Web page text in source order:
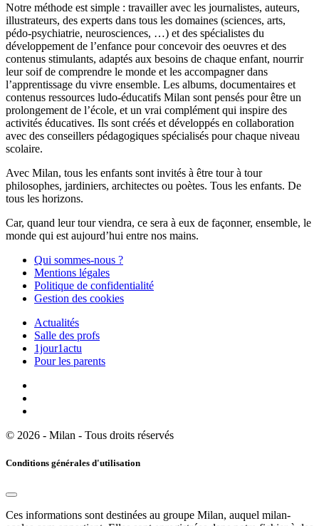
Notre méthode est simple : travailler avec les journalistes, auteurs,
illustrateurs, des experts dans tous les domaines (sciences, arts,
pédo-psychiatrie, neurosciences, …) et des spécialistes du
développement de l’enfance pour concevoir des oeuvres et des
contenus stimulants, adaptés aux besoins de chaque enfant, nourrir
leur soif de comprendre le monde et les accompagner dans
l’apprentissage du vivre ensemble. Les albums, documentaires et
contenus ressources ludo-éducatifs Milan sont pensés pour être un
prolongement de l’école, et un vrai complément qui inspire des
activités éducatives. Ils sont créés et développés en collaboration
avec des conseillers pédagogiques spécialisés pour chaque niveau
scolaire.
Avec Milan, tous les enfants sont invités à être tour à tour
philosophes, jardiniers, architectes ou poètes. Tous les enfants. De
tous les horizons.
Car, quand leur tour viendra, ce sera à eux de façonner, ensemble, le
monde qui est aujourd’hui entre nos mains.
Qui sommes-nous ?
Mentions légales
Politique de confidentialité
Gestion des cookies
Actualités
Salle des profs
1jour1actu
Pour les parents
© 2026 - Milan - Tous droits réservés
Conditions générales d'utilisation
Ces informations sont destinées au groupe Milan, auquel milan-